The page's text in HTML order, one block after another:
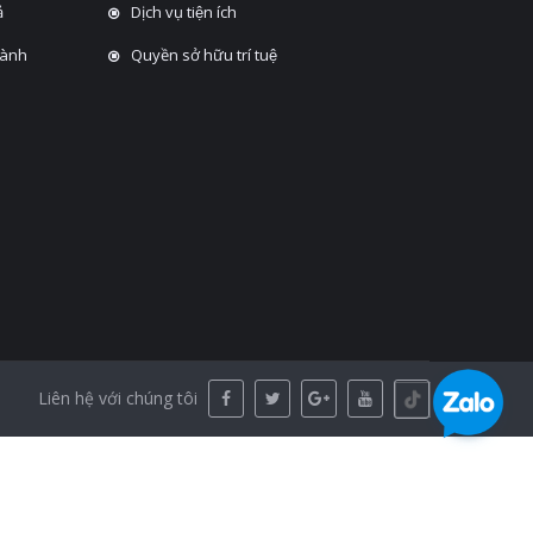
Dịch vụ tiện ích
Quyền sở hữu trí tuệ
Liên hệ với chúng tôi